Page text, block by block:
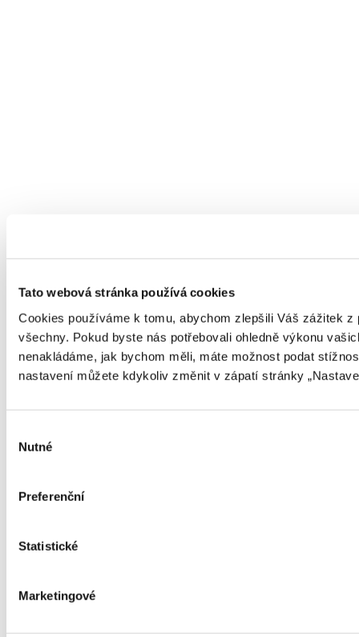
Tato webová stránka používá cookies
Cookies používáme k tomu, abychom zlepšili Váš zážitek
všechny. Pokud byste nás potřebovali ohledně výkonu
nenakládáme, jak bychom měli, máte možnost podat
nastavení můžete kdykoliv změnit v zápatí stránky
souhlasu
Nutné
Preferenční
Statistické
Marketingové